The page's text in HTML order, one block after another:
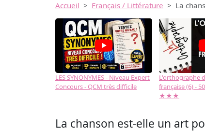
Accueil Français / Littérature La
LES SYNONYMES - Niveau Expert
Concours - QCM très difficile
L'orthographe
française (6) -
★★★
La chanson est-elle un art